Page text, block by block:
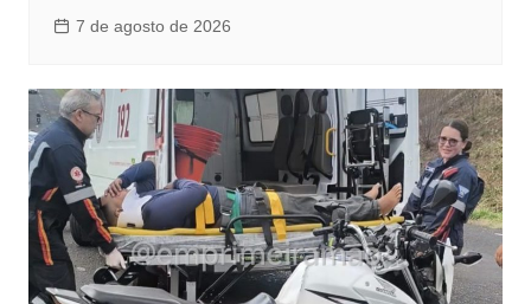
7 de agosto de 2026